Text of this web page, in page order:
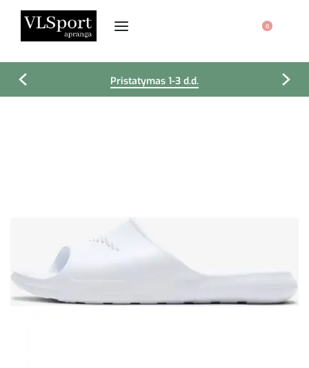
0
Pristatymas 1-3 d.d.